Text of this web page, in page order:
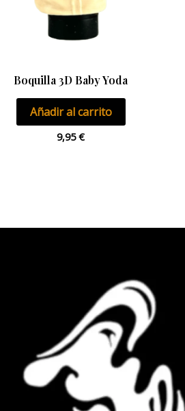
Boquilla 3D Baby Yoda
Añadir al carrito
9,95€